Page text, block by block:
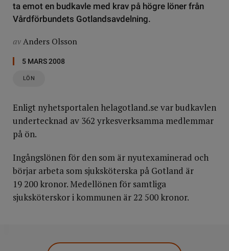
ta emot en budkavle med krav på högre löner från
Vårdförbundets Gotlandsavdelning.
avAnders Olsson
5 MARS 2008
LÖN
Enligt nyhetsportalen helagotland.se var budkavlen
undertecknad av 362 yrkesverksamma medlemmar
på ön.
Ingångslönen för den som är nyutexaminerad och
börjar arbeta som sjuksköterska på Gotland är
19 200 kronor. Medellönen för samtliga
sjuksköterskor i kommunen är 22 500 kronor.